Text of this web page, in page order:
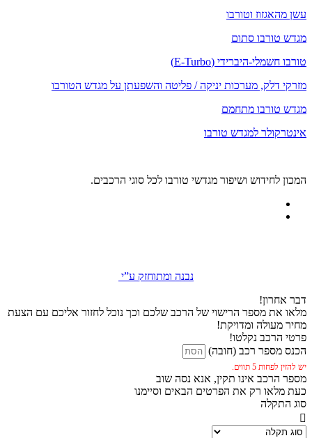
עשן מהאגזוז וטורבו
מגדש טורבו סתום
טורבו חשמלי-היברידי (E-Turbo)
מזרקי דלק, מערכות יניקה / פליטה והשפעתן על מגדש הטורבו
מגדש טורבו מתחמם
אינטרקולר למגדש טורבו
המכון לחידוש ושיפור מגדשי טורבו לכל סוגי הרכבים.
נבנה ומתוחזק ע”י
דבר אחרון!
מלאו את מספר הרישוי של הרכב שלכם וכך נוכל לחזור אליכם עם הצעת
מחיר מעולה ומדויקת!
פרטי הרכב נקלטו!
הכנס מספר רכב (חובה)
יש להזין לפחות 5 תווים.
מספר הרכב אינו תקין, אנא נסה שוב
כעת מלאו רק את הפרטים הבאים וסיימנו
סוג התקלה